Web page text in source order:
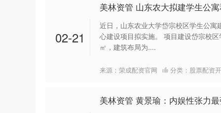
02-21
美林资管 山东农大拟建学生公
近日，山东农业大学岱宗校区学生公寓
心建设项目拟实施。 项目建设岱宗校
㎡，建筑布局为....
来源：荣成配资官网 分类： 股票配资
美林资管 黄景瑜：内娱性张力